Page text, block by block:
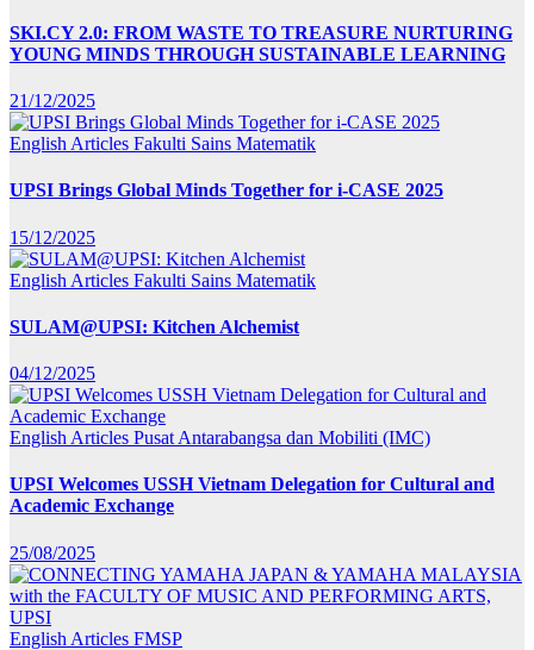
SKI.CY 2.0: FROM WASTE TO TREASURE NURTURING
YOUNG MINDS THROUGH SUSTAINABLE LEARNING
21/12/2025
English Articles Fakulti Sains Matematik
UPSI Brings Global Minds Together for i-CASE 2025
15/12/2025
English Articles Fakulti Sains Matematik
SULAM@UPSI: Kitchen Alchemist
04/12/2025
English Articles Pusat Antarabangsa dan Mobiliti (IMC)
UPSI Welcomes USSH Vietnam Delegation for Cultural and
Academic Exchange
25/08/2025
English Articles FMSP